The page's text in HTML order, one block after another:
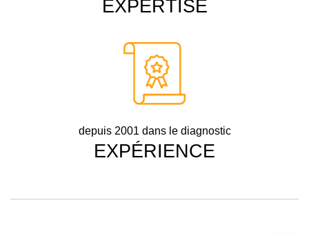
EXPERTISE
depuis 2001 dans le diagnostic
EXPÉRIENCE